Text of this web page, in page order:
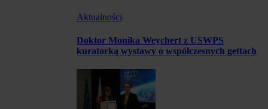
Aktualności
Doktor Monika Weychert z USWPS
kuratorką wystawy o współczesnych gettach